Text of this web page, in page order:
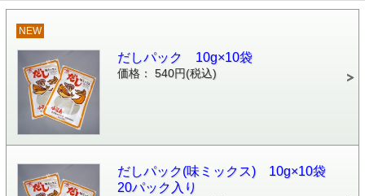
NEW
だしパック 10g×10袋
価格： 540円(税込)
だしパック(味ミックス) 10g×10袋
20パック入り